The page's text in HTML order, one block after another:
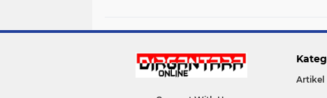
Artikel